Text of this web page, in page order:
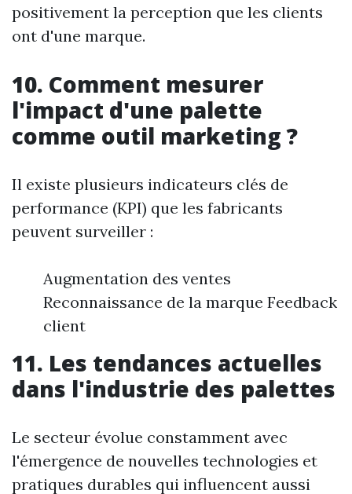
positivement la perception que les clients
ont d'une marque.
10. Comment mesurer
l'impact d'une palette
comme outil marketing ?
Il existe plusieurs indicateurs clés de
performance (KPI) que les fabricants
peuvent surveiller :
Augmentation des ventes
Reconnaissance de la marque Feedback
client
11. Les tendances actuelles
dans l'industrie des palettes
Le secteur évolue constamment avec
l'émergence de nouvelles technologies et
pratiques durables qui influencent aussi